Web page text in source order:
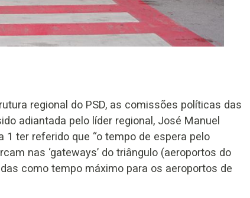
regional do PSD, as comissões políticas das
adiantada pelo líder regional, José Manuel
1 ter referido que “o tempo de espera pelo
nas ‘gateways’ do triângulo (aeroportos do
como tempo máximo para os aeroportos de